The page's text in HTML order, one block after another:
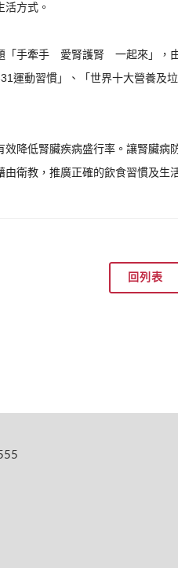
方式。
手牽手 愛腎護腎 一起來」，
運動習慣」、「世界十大營養
低腎臟疾病盛行率。讓腎臟病
衛教，推廣正確的飲食習慣及生
回列表